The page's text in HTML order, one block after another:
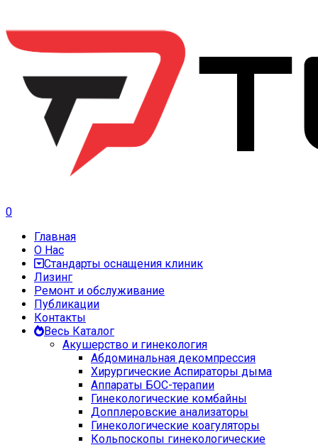
0
Главная
О Нас
Стандарты оснащения клиник
Лизинг
Ремонт и обслуживание
Публикации
Контакты
Весь Каталог
Акушерство и гинекология
Абдоминальная декомпрессия
Хирургические Аспираторы дыма
Аппараты БОС-терапии
Гинекологические комбайны
Допплеровские анализаторы
Гинекологические коагуляторы
Кольпоскопы гинекологические